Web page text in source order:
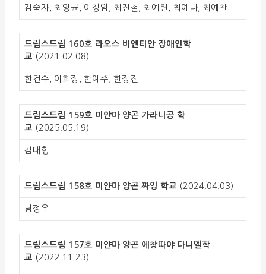
김숙자, 최영균, 이경임, 최진철, 최예린, 최예나, 최예찬
드림스드림 160호 라오스 비엔티안 장애인학
교 (2021.02.08)
한건수, 이희정, 한예주, 한정진
드림스드림 159호 미얀마 양곤 가라니공 학
교 (2025.05.19)
김대형
드림스드림 158호 미얀마 양곤 짜잉 학교 (2024.04.03)
남정우
드림스드림 157호 미얀마 양곤 에창따야 다니엘학
교 (2022.11.23)